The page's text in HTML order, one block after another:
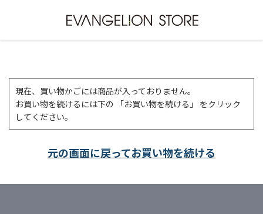
現在、買い物かごには商品が入っておりません。
お買い物を続けるには下の 「お買い物を続ける」 をクリック
してください。
元の画面に戻ってお買い物を続ける